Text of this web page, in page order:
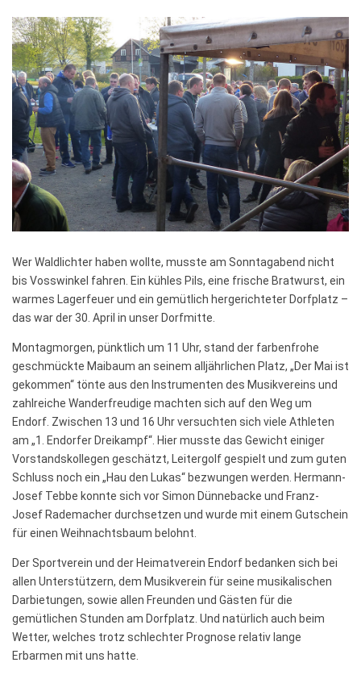
Wer Waldlichter haben wollte, musste am Sonntagabend nicht
bis Vosswinkel fahren. Ein kühles Pils, eine frische Bratwurst, ein
warmes Lagerfeuer und ein gemütlich hergerichteter Dorfplatz –
das war der 30. April in unser Dorfmitte.
Montagmorgen, pünktlich um 11 Uhr, stand der farbenfrohe
geschmückte Maibaum an seinem alljährlichen Platz, „Der Mai ist
gekommen“ tönte aus den Instrumenten des Musikvereins und
zahlreiche Wanderfreudige machten sich auf den Weg um
Endorf. Zwischen 13 und 16 Uhr versuchten sich viele Athleten
am „1. Endorfer Dreikampf“. Hier musste das Gewicht einiger
Vorstandskollegen geschätzt, Leitergolf gespielt und zum guten
Schluss noch ein „Hau den Lukas“ bezwungen werden. Hermann-
Josef Tebbe konnte sich vor Simon Dünnebacke und Franz-
Josef Rademacher durchsetzen und wurde mit einem Gutschein
für einen Weihnachtsbaum belohnt.
Der Sportverein und der Heimatverein Endorf bedanken sich bei
allen Unterstützern, dem Musikverein für seine musikalischen
Darbietungen, sowie allen Freunden und Gästen für die
gemütlichen Stunden am Dorfplatz. Und natürlich auch beim
Wetter, welches trotz schlechter Prognose relativ lange
Erbarmen mit uns hatte.